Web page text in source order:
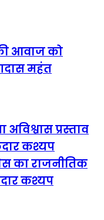
की आवाज को
महंत
प्रस्ताव
कश्यप
का राजनीतिक
कश्यप